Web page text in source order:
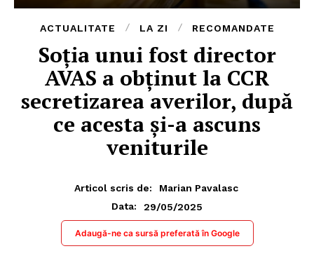
ACTUALITATE LA ZI RECOMANDATE
Soția unui fost director
AVAS a obținut la CCR
secretizarea averilor, după
ce acesta și-a ascuns
veniturile
Articol scris de:
Marian Pavalasc
Data:
29/05/2025
Adaugă-ne ca sursă preferată în Google